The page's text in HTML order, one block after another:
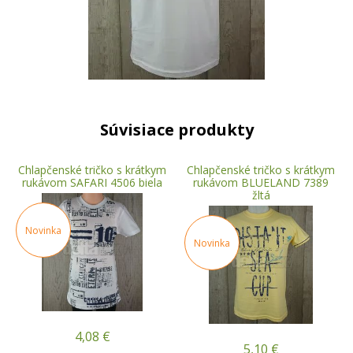
Súvisiace produkty
Chlapčenské tričko s krátkym
rukávom SAFARI 4506 biela
Novinka
4,08 €
Chlapčenské tričko s krátkym
rukávom BLUELAND 7389
žltá
Novinka
5,10 €